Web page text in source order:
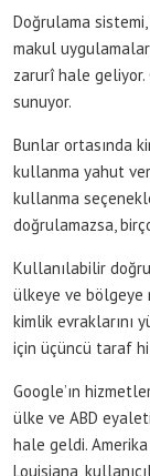
Doğrulama sistemi,
makul
zarurî hale
sunuyor.
Bunlar ortasında
kullanma yahut
kullanma
doğrulamazsa,
Kullanılabilir
ülkeye ve bölgeye
kimlik evraklarını
için üçüncü taraf
Google’ın
ülke ve ABD
hale geldi.
Louisiana,